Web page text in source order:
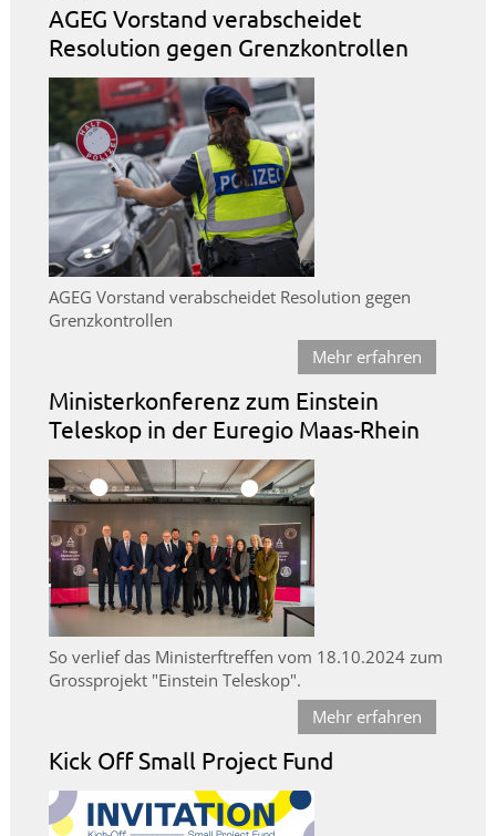
AGEG Vorstand verabscheidet
Resolution gegen Grenzkontrollen
AGEG Vorstand verabscheidet Resolution gegen
Grenzkontrollen
Mehr erfahren
Ministerkonferenz zum Einstein
Teleskop in der Euregio Maas-Rhein
So verlief das Ministerftreffen vom 18.10.2024 zum
Grossprojekt "Einstein Teleskop".
Mehr erfahren
Kick Off Small Project Fund